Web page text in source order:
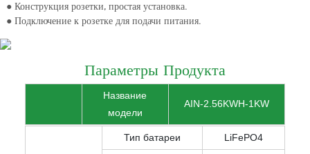
● Конструкция розетки, простая установка.
● Подключение к розетке для подачи питания.
Параметры Продукта
Название
модели
AIN-2.56KWH-1KW
Тип батареи LiFePO4